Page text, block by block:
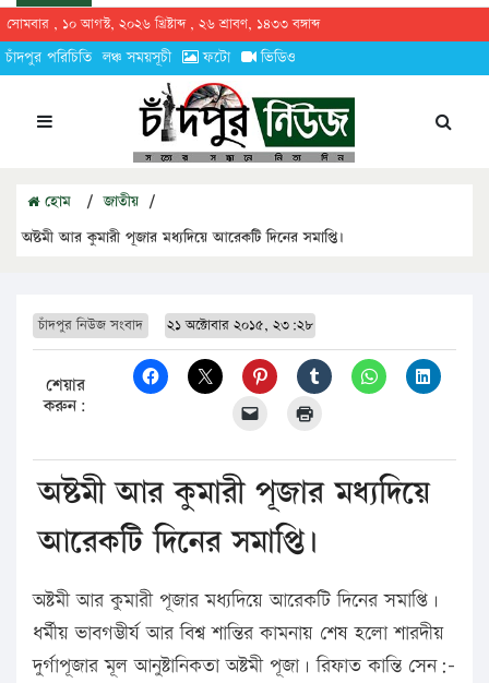
সোমবার , ১০ আগস্ট, ২০২৬ খ্রিষ্টাব্দ , ২৬ শ্রাবণ, ১৪৩৩ বঙ্গাব্দ
চাঁদপুর পরিচিতি লঞ্চ সময়সূচী ফটো ভিডিও
হোম / জাতীয় /
অষ্টমী আর কুমারী পূজার মধ্যদিয়ে আরেকটি দিনের সমাপ্তি।
চাঁদপুর নিউজ সংবাদ ২১ অক্টোবার ২০১৫, ২৩:২৮
শেয়ার
করুন:
অষ্টমী আর কুমারী পূজার মধ্যদিয়ে
আরেকটি দিনের সমাপ্তি।
অষ্টমী আর কুমারী পূজার মধ্যদিয়ে আরেকটি দিনের সমাপ্তি।
ধর্মীয় ভাবগম্ভীর্য আর বিশ্ব শান্তির কামনায় শেষ হলো শারদীয়
দুর্গাপূজার মূল আনুষ্টানিকতা অষ্টমী পূজা। রিফাত কান্তি সেন:-